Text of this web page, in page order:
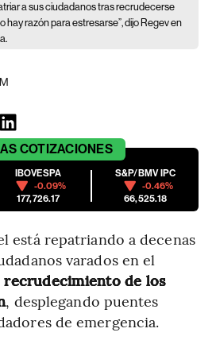
a sus ciudadanos tras recrudecerse
hay razón para estresarse”, dijo Regev en
COTIZACIONES
IBOVESPA
-0.09%
177,726.17
S&P/BMV IPC
-0.46%
66,525.18
está repatriando a decenas
varados en el
recrudecimiento de los
, desplegando puentes
de emergencia.